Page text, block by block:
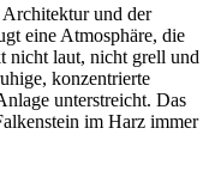
Architektur und der
eine Atmosphäre, die
nicht laut, nicht grell und
konzentrierte
unterstreicht. Das
im Harz immer